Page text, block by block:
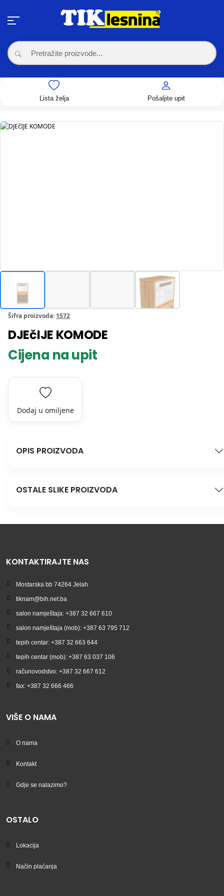
Lista želja Pošaljite upit
Šifra proizvoda: 1572
DJEčIJE KOMODE
Cijena na upit
Dodaj u omiljene
OPIS PROIZVODA
OSTALE SLIKE PROIZVODA
KONTAKTIRAJTE NAS
Mostarska bb 74264 Jelah
tiknam@bih.net.ba
salon namještaja: +387 32 667 610
salon namještaja (mob): +387 63 795 712
tepih centar: +387 32 663 644
tepih centar (mob): +387 63 037 106
računovodstvo: +387 32 667 612
fax: +387 32 666 466
VIŠE O NAMA
O nama
Kontakt
Gdje se nalazimo?
OSTALO
Lokacija
Način plaćanja